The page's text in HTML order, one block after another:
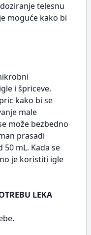
telesnu
moguće kako bi
i špriceve.
kako bi se
male
može bezbedno
prasadi
mL. Kada se
je koristiti igle
LEKA